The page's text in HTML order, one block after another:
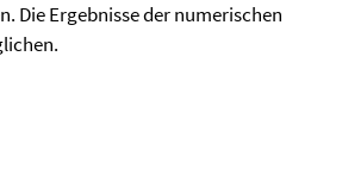
Die Ergebnisse der numerischen